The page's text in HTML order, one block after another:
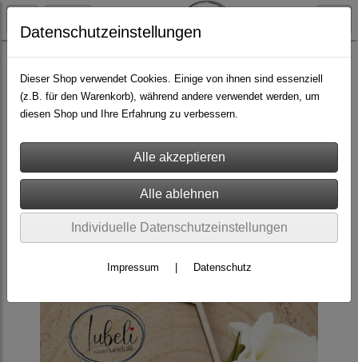
Caketopper
Datenschutzeinstellungen
Dieser Shop verwendet Cookies. Einige von ihnen sind essenziell
(z.B. für den Warenkorb), während andere verwendet werden, um
diesen Shop und Ihre Erfahrung zu verbessern.
Individuelle Datenschutzeinstellungen
Impressum Datenschutz